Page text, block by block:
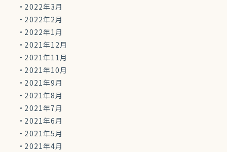
2022年3月
2022年2月
2022年1月
2021年12月
2021年11月
2021年10月
2021年9月
2021年8月
2021年7月
2021年6月
2021年5月
2021年4月